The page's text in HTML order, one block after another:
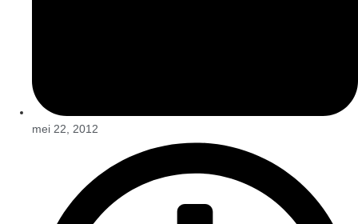
mei 22, 2012